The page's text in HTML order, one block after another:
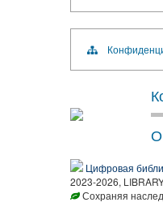
О
Цифровая
2023-2026,
Сохраняя